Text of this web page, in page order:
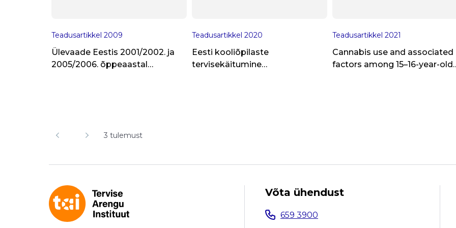
Teadusartikkel 2009
Ülevaade Eestis 2001/2002. ja
2005/2006. õppeaastal
Teadusartikkel 2020
Eesti kooliõpilaste
tervisekäitumine
Teadusartikkel 2021
Cannabis use and associated
factors among 15–16-year-old
3 tulemust
Võta ühendust
659 3900